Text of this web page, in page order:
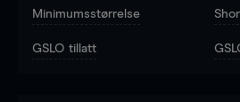
Minimumsstørrelse
GSLO tillatt